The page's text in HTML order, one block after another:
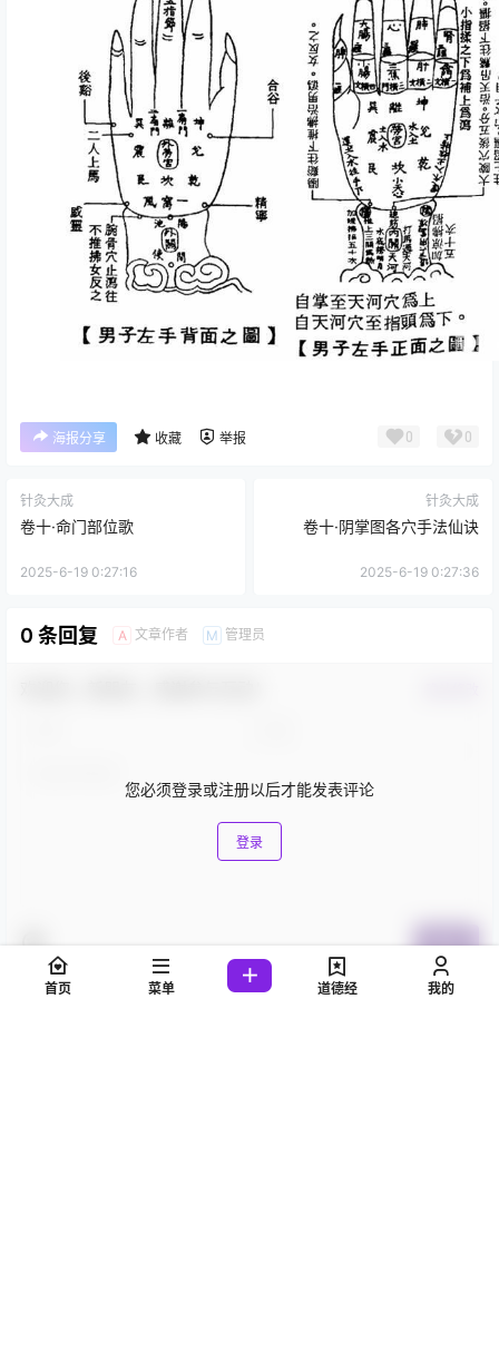
海报分享 收藏 举报 0 0
针灸大成
卷十·命门部位歌
2025-6-19 0:27:16
针灸大成
卷十·阴掌图各穴手法仙诀
2025-6-19 0:27:36
0 条回复 A 文章作者 M 管理员
您必须登录或注册以后才能发表评论
登录
提交
首页 菜单 道德经 我的